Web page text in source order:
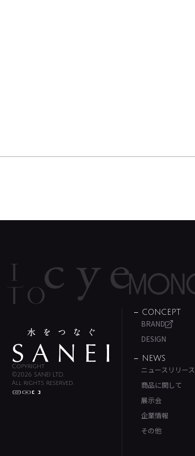
Copyright
©2026 SANEI LTD.
All rights reserved.
CONCEPT
BRAND
DESIGN
NEWS
ニュースリリース
商品に関して
展示会
企業情報
その他